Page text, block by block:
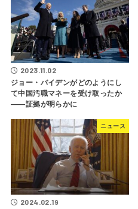
2023.11.02
ジョー・バイデンがどのようにし
て中国汚職マネーを受け取ったか
――証拠が明らかに
ニュース
2024.02.19